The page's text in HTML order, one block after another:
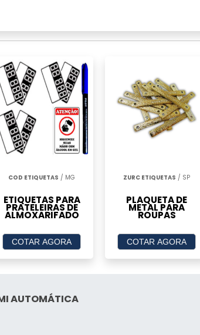
COD ETIQUETAS / MG
ETIQUETAS PARA
PRATELEIRAS DE
ALMOXARIFADO
COTAR AGORA
ZURC ETIQUETAS / SP
PLAQUETA DE
METAL PARA
ROUPAS
COTAR AGORA
AUTOMÁTICA